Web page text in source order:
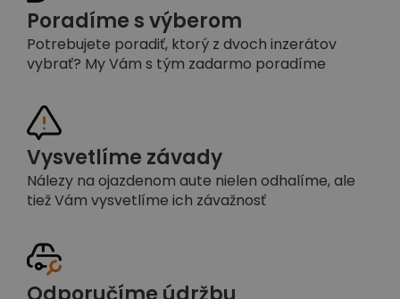
Poradíme s výberom
Potrebujete poradiť, ktorý z dvoch inzerátov
vybrať? My Vám s tým zadarmo poradíme
Vysvetlíme závady
Nálezy na ojazdenom aute nielen odhalíme, ale
tiež Vám vysvetlíme ich závažnosť